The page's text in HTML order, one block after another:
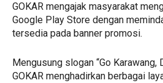
GOKAR mengajak masyarakat
Google Play Store dengan
tersedia pada banner promosi.
Mengusung slogan “Go Karawang,
GOKAR menghadirkan berbagai